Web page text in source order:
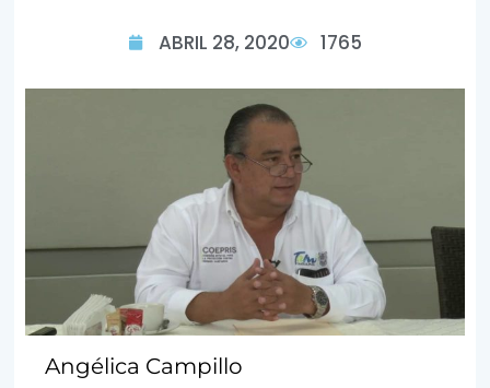
ABRIL 28, 2020 1765
Angélica Campillo